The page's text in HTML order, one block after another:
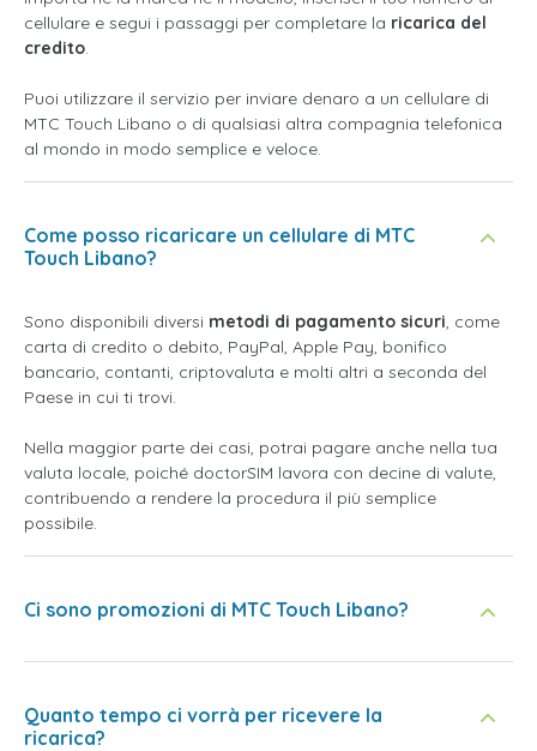
cellulare e segui i passaggi per completare la ricarica del
credito.
Puoi utilizzare il servizio per inviare denaro a un cellulare di
MTC Touch Libano o di qualsiasi altra compagnia telefonica
al mondo in modo semplice e veloce.
Come posso ricaricare un cellulare di MTC
Touch Libano?
Sono disponibili diversi metodi di pagamento sicuri, come
carta di credito o debito, PayPal, Apple Pay, bonifico
bancario, contanti, criptovaluta e molti altri a seconda del
Paese in cui ti trovi.
Nella maggior parte dei casi, potrai pagare anche nella tua
valuta locale, poiché doctorSIM lavora con decine di valute,
contribuendo a rendere la procedura il più semplice
possibile.
Ci sono promozioni di MTC Touch Libano?
Quanto tempo ci vorrà per ricevere la
ricarica?